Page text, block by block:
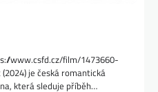
www.csfd.cz/film/1473660-
je česká romantická
která sleduje příběh…